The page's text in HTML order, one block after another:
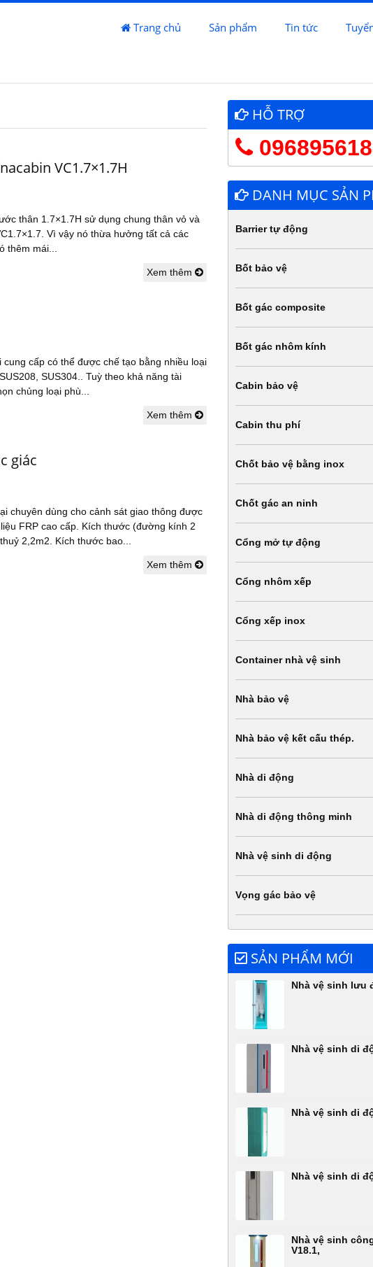
Trang chủ Sản phẩm Tin tức
VC1.7×1.7H
thân 1.7×1.7H sử dụng chung thân vỏ và
Vì vậy nó thừa hưởng tất cả các
thêm mái...
Xem thêm
cấp có thể được chế tạo bằng nhiều loại
SUS304.. Tuỳ theo khả năng tài
chủng loại phù...
Xem thêm
giác
chuyên dùng cho cảnh sát giao thông được
FRP cao cấp. Kích thước (đường kính 2
2,2m2. Kích thước bao...
Xem thêm
HỖ TRỢ
DANH MỤC SẢN
Barrier tự động
Bốt bảo vệ
Bốt gác composite
Bốt gác nhôm kính
Cabin bảo vệ
Cabin thu phí
Chốt bảo vệ bằng inox
Chốt gác an ninh
Cổng mở tự động
Cổng nhôm xếp
Cổng xếp inox
Container nhà vệ sinh
Nhà bảo vệ
Nhà bảo vệ kết cấu thép.
Nhà di động
Nhà di động thông minh
Nhà vệ sinh di động
Vọng gác bảo vệ
SẢN PHẨM MỚI
Nhà vệ sinh lưu
Nhà vệ sinh di
Nhà vệ sinh di
Nhà vệ sinh di
Nhà vệ sinh
V18.1,